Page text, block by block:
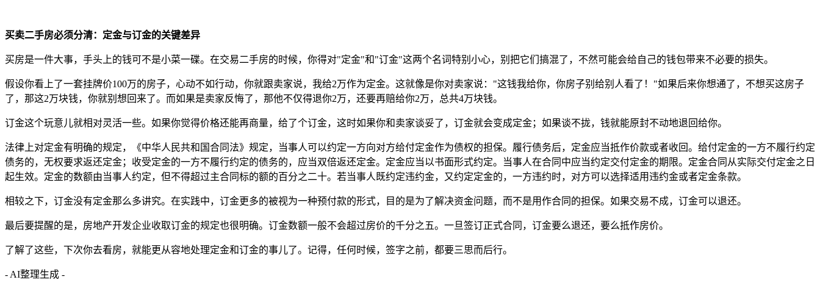
买卖二手房必须分清：定金与订金的关键差异
买房是一件大事，手头上的钱可不是小菜一碟。在交易二手房的时候，你得对"定金"和"订金"这两个名词特别小心，别把它们搞混了，不然可能会给自己的钱包带来不必要的损失。
假设你看上了一套挂牌价100万的房子，心动不如行动，你就跟卖家说，我给2万作为定金。这就像是你对卖家说："这钱我给你，你房子别给别人看了！"如果后来你想通了，不想买这房子
了，那这2万块钱，你就别想回来了。而如果是卖家反悔了，那他不仅得退你2万，还要再赔给你2万，总共4万块钱。
订金这个玩意儿就相对灵活一些。如果你觉得价格还能再商量，给了个订金，这时如果你和卖家谈妥了，订金就会变成定金；如果谈不拢，钱就能原封不动地退回给你。
法律上对定金有明确的规定，《中华人民共和国合同法》规定，当事人可以约定一方向对方给付定金作为债权的担保。履行债务后，定金应当抵作价款或者收回。给付定金的一方不履行约定
债务的，无权要求返还定金；收受定金的一方不履行约定的债务的，应当双倍返还定金。定金应当以书面形式约定。当事人在合同中应当约定交付定金的期限。定金合同从实际交付定金之日
起生效。定金的数额由当事人约定，但不得超过主合同标的额的百分之二十。若当事人既约定违约金，又约定定金的，一方违约时，对方可以选择适用违约金或者定金条款。
相较之下，订金没有定金那么多讲究。在实践中，订金更多的被视为一种预付款的形式，目的是为了解决资金问题，而不是用作合同的担保。如果交易不成，订金可以退还。
最后要提醒的是，房地产开发企业收取订金的规定也很明确。订金数额一般不会超过房价的千分之五。一旦签订正式合同，订金要么退还，要么抵作房价。
了解了这些，下次你去看房，就能更从容地处理定金和订金的事儿了。记得，任何时候，签字之前，都要三思而后行。
- AI整理生成 -